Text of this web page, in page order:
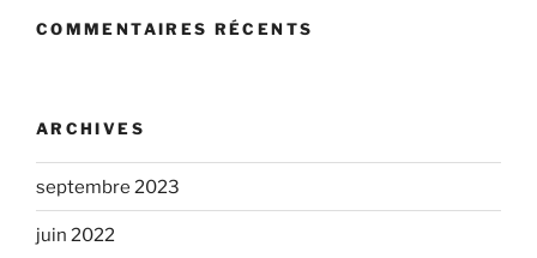
COMMENTAIRES RÉCENTS
ARCHIVES
septembre 2023
juin 2022